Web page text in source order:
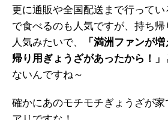
更に通販や全国配送まで行って
で食べるのも人気ですが、持ち帰
人気みたいで、
「満洲ファンが
帰り用ぎょうざがあったから！」
ないんですね～
確かにあのモチモチぎょうざが家